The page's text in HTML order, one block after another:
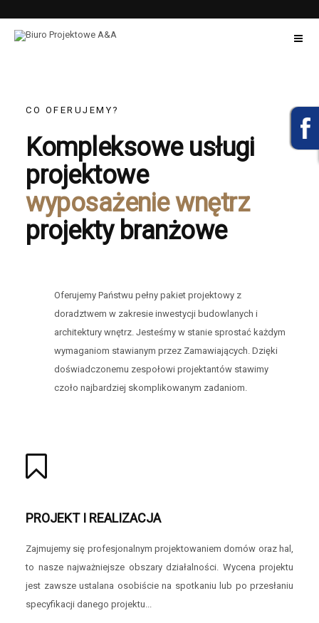
CO OFERUJEMY?
Kompleksowe usługi
projektowe
wyposażenie wnętrz
projekty branżowe
Oferujemy Państwu pełny pakiet projektowy z
doradztwem w zakresie inwestycji budowlanych i
architektury wnętrz. Jesteśmy w stanie sprostać każdym
wymaganiom stawianym przez Zamawiających. Dzięki
doświadczonemu zespołowi projektantów stawimy
czoło najbardziej skomplikowanym zadaniom.
PROJEKT I REALIZACJA
Zajmujemy się profesjonalnym projektowaniem domów oraz hal,
to nasze najważniejsze obszary działalności. Wycena projektu
jest zawsze ustalana osobiście na spotkaniu lub po przesłaniu
specyfikacji danego projektu...